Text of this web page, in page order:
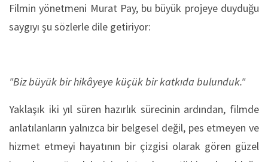
Filmin yönetmeni Murat Pay, bu büyük projeye duyduğu
saygıyı şu sözlerle dile getiriyor:
"Biz büyük bir hikâyeye küçük bir katkıda bulunduk."
Yaklaşık iki yıl süren hazırlık sürecinin ardından, filmde
anlatılanların yalnızca bir belgesel değil, pes etmeyen ve
hizmet etmeyi hayatının bir çizgisi olarak gören güzel